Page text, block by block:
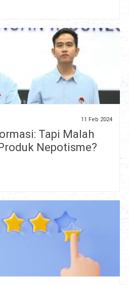
11 Feb 2024
Tapi Malah
Nepotisme?